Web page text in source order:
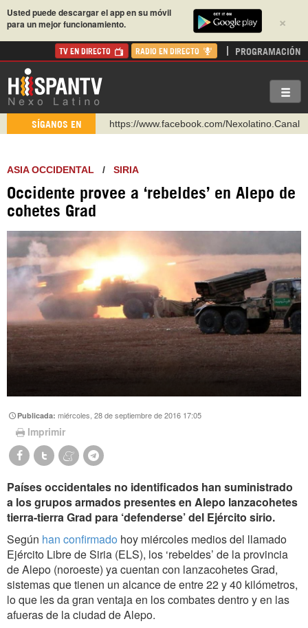
×
Usted puede descargar el app en su móvil
para un mejor funcionamiento.
TV EN DIRECTO RADIO EN DIRECTO PROGRAMACIÓN
SÍGANOS EN
https://www.facebook.com/Nexolatino.Canal
http://twitter.com/nexo_latino
https://t.me/hispantvcanal
Instagram como: hispan_tv
ASIA OCCIDENTAL / SIRIA
Occidente provee a ‘rebeldes’ en Alepo de
cohetes Grad
Publicada:miércoles, 28 de septiembre de 2016 17:05
Imprimir
Países occidentales no identificados han suministrado
a los grupos armados presentes en Alepo lanzacohetes
tierra-tierra Grad para ‘defenderse’ del Ejército sirio.
Según han confirmado hoy miércoles medios del llamado
Ejército Libre de Siria (ELS), los ‘rebeldes’ de la provincia
de Alepo (noroeste) ya cuentan con lanzacohetes Grad,
sistemas que tienen un alcance de entre 22 y 40 kilómetros,
lo que les da gran ventaja en los combates dentro y en las
afueras de la ciudad de Alepo.